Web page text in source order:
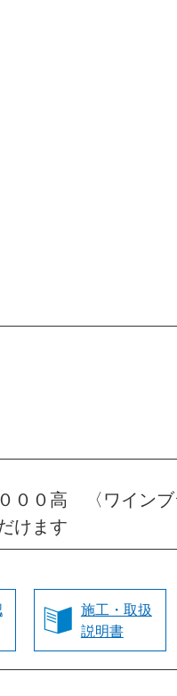
００高 〈ワイン
けます
施工・取扱
説明書